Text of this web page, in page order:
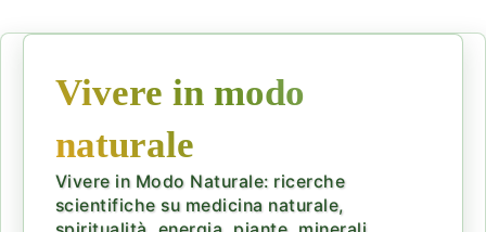
Vivere in modo
naturale
Vivere in Modo Naturale: ricerche
scientifiche su medicina naturale,